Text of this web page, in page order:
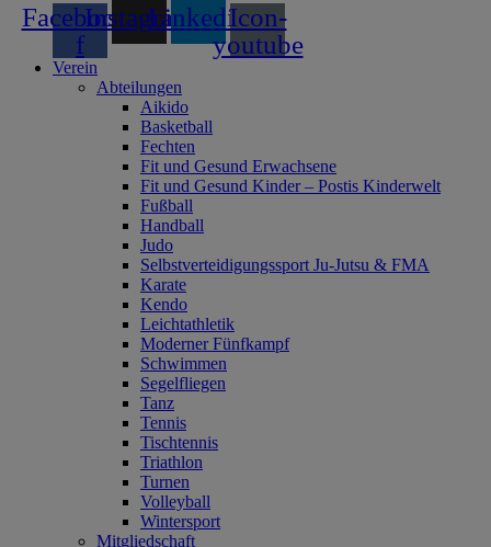
Facebook-
f
InstagramLinkedinIcon-
youtube
Verein
Abteilungen
Aikido
Basketball
Fechten
Fit und Gesund Erwachsene
Fit und Gesund Kinder – Postis Kinderwelt
Fußball
Handball
Judo
Selbstverteidigungssport Ju-Jutsu & FMA
Karate
Kendo
Leichtathletik
Moderner Fünfkampf
Schwimmen
Segelfliegen
Tanz
Tennis
Tischtennis
Triathlon
Turnen
Volleyball
Wintersport
Mitgliedschaft